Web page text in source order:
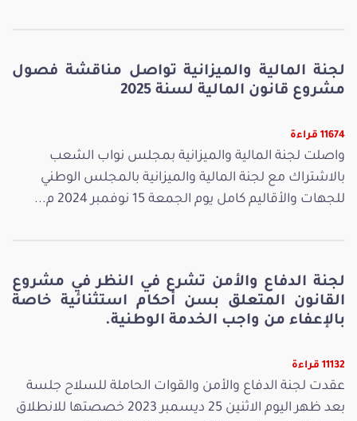
لجنة المالية والميزانية تواصل مناقشة فصول
مشروع قانون المالية لسنة 2025
11674 قراءة
واصلت لجنة المالية والميزانية بمجلس نواب الشعب
بالاشتراك مع لجنة المالية والميزانية بالمجلس الوطني
للجهات والأقاليم كامل يوم الجمعة 15 نوفمبر 2024 م...
لجنة الدفاع والأمن تشرع في النظر في مشروع
القانون المتعلق بسن أحكام استثنائية خاصة
بالإعفاء من واجب الخدمة الوطنية.
11132 قراءة
عقدت لجنة الدفاع والأمن والقوات الحاملة للسلاح جلسة
بعد ظهر اليوم الاثنين 25 ديسمبر 2023 خصصتها للانطلاق